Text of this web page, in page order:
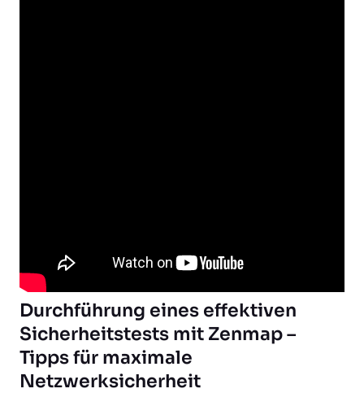
Durchführung eines effektiven
Sicherheitstests mit Zenmap –
Tipps für maximale
Netzwerksicherheit